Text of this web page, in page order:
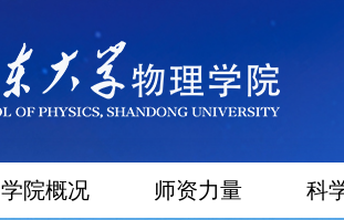
学院概况 师资力量 科